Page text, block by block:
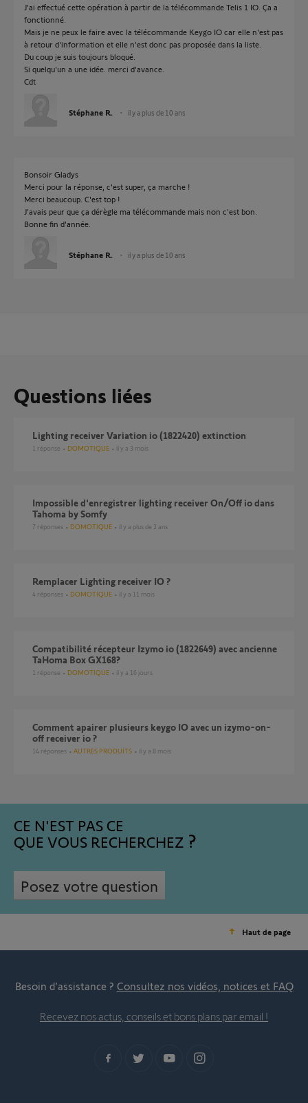
J'ai effectué cette opération à partir de la télécommande Telis 1 IO. Ça a
fonctionné.
Mais je ne peux le faire avec la télécommande Keygo IO car elle n'est pas
à retour d'information et elle n'est donc pas proposée dans la liste.
Du coup je suis toujours bloqué.
Si quelqu'un a une idée. merci d'avance.
Cdt
Stéphane R. il y a plus de 10 ans
Bonsoir Gladys
Merci pour la réponse, c'est super, ça marche !
Merci beaucoup. C'est top !
J'avais peur que ça dérègle ma télécommande mais non c'est bon.
Bonne fin d'année.
Stéphane R. il y a plus de 10 ans
Questions liées
Lighting receiver Variation io (1822420) extinction
1 réponse DOMOTIQUE il y a 3 mois
Impossible d'enregistrer lighting receiver On/Off io dans
Tahoma by Somfy
7 réponses DOMOTIQUE il y a plus de 2 ans
Remplacer Lighting receiver IO ?
4 réponses DOMOTIQUE il y a 11 mois
Compatibilité récepteur Izymo io (1822649) avec ancienne
TaHoma Box GX168?
1 réponse DOMOTIQUE il y a 16 jours
Comment apairer plusieurs keygo IO avec un izymo-on-
off receiver io ?
14 réponses AUTRES PRODUITS il y a 8 mois
CE N'EST PAS CE
QUE VOUS RECHERCHEZ
Posez votre question
Haut de page
Besoin d’assistance ? Consultez nos vidéos, notices et FAQ
Recevez nos actus, conseils et bons plans par email !